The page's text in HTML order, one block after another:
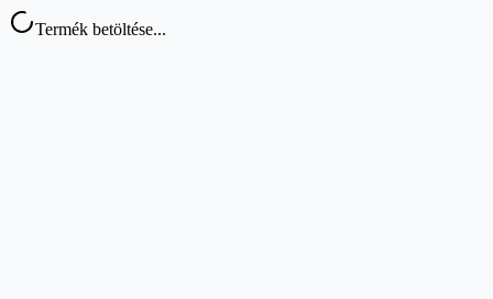
Termék betöltése...